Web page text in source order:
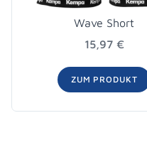
Wave Short
15,97 €
ZUM PRODUKT